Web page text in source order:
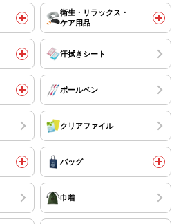
衛生・リラックス・
ケア用品
汗拭きシート
ボールペン
クリアファイル
バッグ
巾着